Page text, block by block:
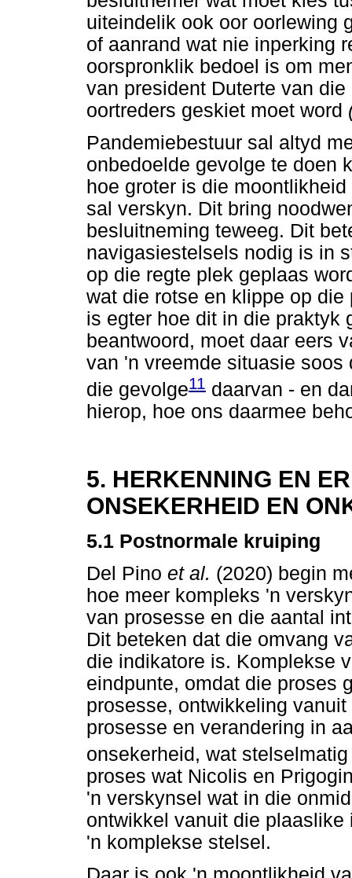
uiteindelik ook oor oorlewing
of aanrand wat nie inperking
oorspronklik bedoel is om
van president Duterte van
oortreders geskiet moet word
Pandemiebestuur sal altyd
onbedoelde gevolge te doen
hoe groter is die
sal verskyn. Dit bring
besluitneming teweeg. Dit
navigasiestelsels nodig is in
op die regte plek geplaas
wat die rotse en klippe op
is egter hoe dit in die praktyk
beantwoord, moet daar eers
van 'n vreemde situasie
die gevolge11 daarvan - en
hierop, hoe ons daarmee
5. HERKENNING EN
ONSEKERHEID EN
5.1 Postnormale kruiping
Del Pino et al. (2020) begin
hoe meer kompleks 'n
van prosesse en die aantal
Dit beteken dat die omvang
die indikatore is. Komplekse
eindpunte, omdat die proses
prosesse, ontwikkeling
prosesse en verandering in
onsekerheid, wat
proses wat Nicolis en
'n verskynsel wat in die
ontwikkel vanuit die
'n komplekse stelsel.